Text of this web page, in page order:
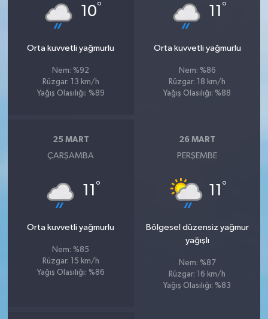
10°
Orta kuvvetli yağmurlu
Nem: %92
Rüzgar: 13 km/h
Yağış Olasılığı: %89
11 °
Orta kuvvetli yağmurlu
Nem: %86
Rüzgar: 18 km/h
Yağış Olasılığı: %88
25 MART
ÇARŞAMBA
11 °
Orta kuvvetli yağmurlu
Nem: %85
Rüzgar: 15 km/h
Yağış Olasılığı: %86
26 MART
PERŞEMBE
11 °
Bölgesel düzensiz yağmur
yağışlı
Nem: %87
Rüzgar: 16 km/h
Yağış Olasılığı: %83